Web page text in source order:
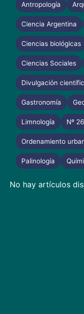
Antropología
Ciencia Argentina
Ciencias biológicas
Ciencias Sociales
Divulgación
Gastronomía
Limnología Nº 26
Ordenamiento
Palinología
No hay artículos